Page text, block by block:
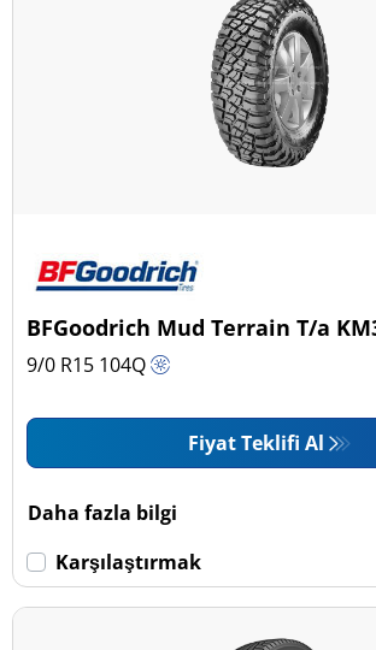
BFGoodrich Mud Terrain T/a
9/0 R15 104Q
Fiyat Teklifi Al
Daha fazla bilgi
Karşılaştırmak